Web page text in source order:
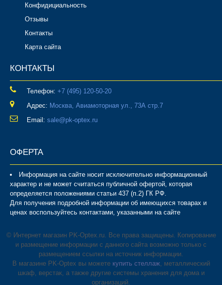
Конфидициальность
Отзывы
Контакты
Карта сайта
КОНТАКТЫ
Телефон: ‎+7 (495) 120-50-20
Адрес: Москва, Авиамоторная ул., 73А стр.7
Email: sale@pk-optex.ru
ОФЕРТА
Информация на сайте носит исключительно информационный
характер и не может считаться публичной офертой, которая
определяется положениями статьи 437 (п.2) ГК РФ.
Для получения подробной информации об имеющихся товарах и
ценах воспользуйтесь контактами, указанными на сайте
© Интернет магазин PK-Optex.ru. Все права защищены. Копирование
и размещение информации с данного сайта возможно только с
размещением ссылки на источник информации.
В магазине PK-Optex вы можете купить стеллаж, металлический
шкаф, верстак, а также другие системы хранения для дома и
организаций.